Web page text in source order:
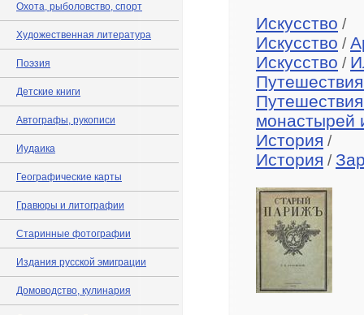
Охота, рыболовство, спорт
Художественная литература
Поэзия
Детские книги
Автографы, рукописи
Иудаика
Географические карты
Гравюры и литографии
Старинные фотографии
Издания русской эмиграции
Домоводство, кулинария
Искусство /
Искусство /
Искусство /
монастырей
История /
История /